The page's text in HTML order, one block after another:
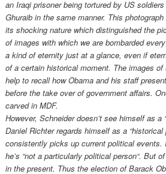
an Iraqi prisoner being tortured by US
Ghuraib in the same manner. This
its shocking nature which distinguished the
of images with which we are bombarded
a kind of eternity just at a glance, even if
of a certain historical moment. The images
help to recall how Obama and his staff
before the take over of government affairs.
carved in MDF.
However, Schneider doesn’t see himself as a
Daniel Richter regards himself as a “historical
consistently picks up current political
he’s “not a particularly political person“. But
in the present. Thus the election of Barack